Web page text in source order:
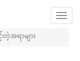
အရာများ